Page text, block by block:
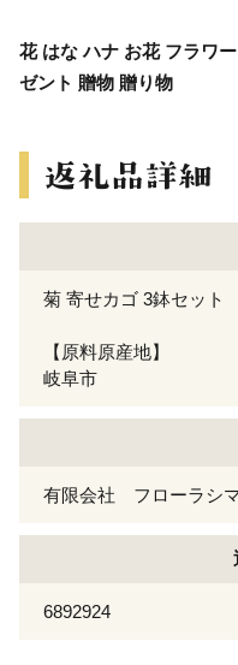
花 はな ハナ お花 フラワ
ゼント 贈物 贈り物
菊 寄せカゴ 3鉢セット
【原料原産地】
岐阜市
有限会社 フローラシ
6892924